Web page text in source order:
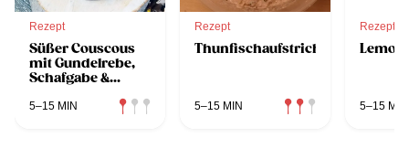
Rezept
Süßer Couscous
mit Gundelrebe,
Schafgabe &
5–15 MIN
Rezept
Thunfischaufstrich
5–15 MIN
Rezept
Lemon
5–15 MIN